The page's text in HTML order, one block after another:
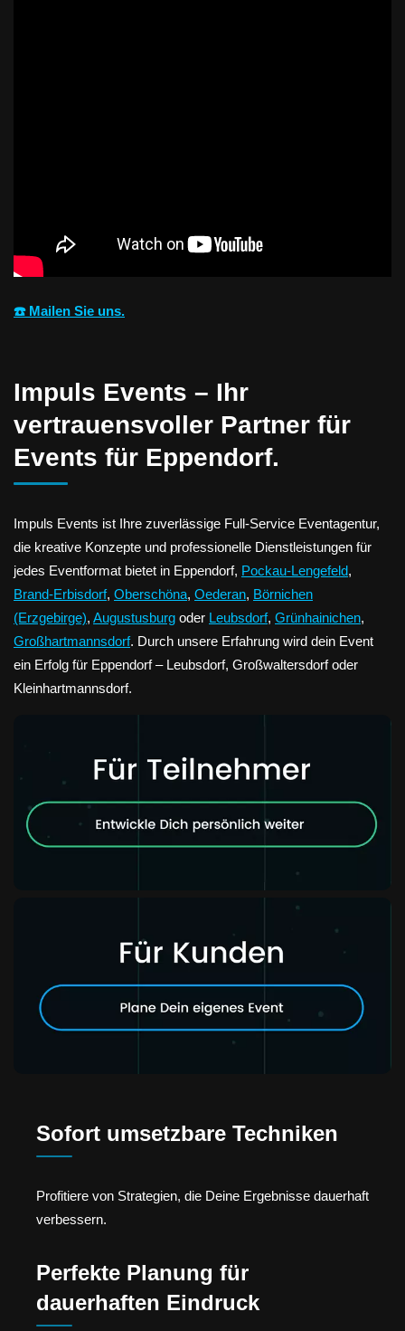
☎️ Mailen Sie uns.
Impuls Events – Ihr
vertrauensvoller Partner für
Events für Eppendorf.
Impuls Events ist Ihre zuverlässige Full-Service Eventagentur,
die kreative Konzepte und professionelle Dienstleistungen für
jedes Eventformat bietet in Eppendorf, Pockau-Lengefeld,
Brand-Erbisdorf, Oberschöna, Oederan, Börnichen
(Erzgebirge), Augustusburg oder Leubsdorf, Grünhainichen,
Großhartmannsdorf. Durch unsere Erfahrung wird dein Event
ein Erfolg für Eppendorf – Leubsdorf, Großwaltersdorf oder
Kleinhartmannsdorf.
Sofort umsetzbare Techniken
Profitiere von Strategien, die Deine Ergebnisse dauerhaft
verbessern.
Perfekte Planung für
dauerhaften Eindruck